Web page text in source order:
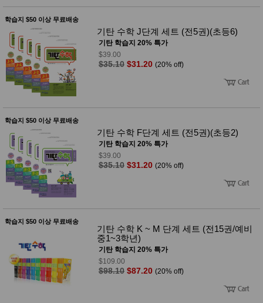
DVD
유아 보
드(칠
판)
조형물
DIY
유아 이
유식
아기띠/
외출용
용/식기
용품
성장발
달교육
용품
패 어른내
의
유/아동
가방/지
갑/케이
패션/잡
화
세탁세
제
학습지 $50 이상 무료배송
기탄 수학 J단계 세트 (전5권)(초등6)
기탄 학습지 20% 특가
$39.00
$35.10 $31.20 (20% off)
학습지 $50 이상 무료배송
기탄 수학 F단계 세트 (전5권)(초등2)
기탄 학습지 20% 특가
$39.00
$35.10 $31.20 (20% off)
학습지 $50 이상 무료배송
기탄 수학 K ~ M 단계 세트 (전15권/예비
중1~3학년)
기탄 학습지 20% 특가
$109.00
$98.10 $87.20 (20% off)